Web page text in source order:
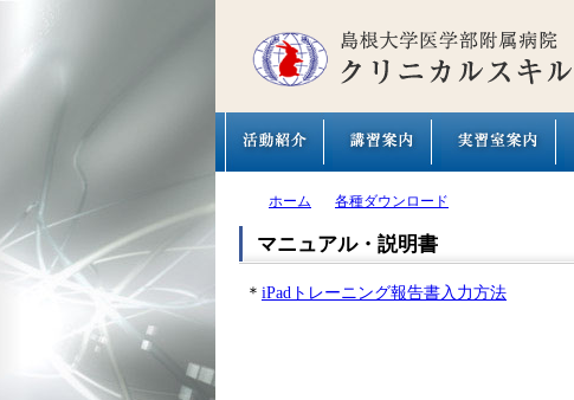
ホーム 各種ダウンロード
マニュアル・説明書
＊ iPadトレーニング報告書入力方法